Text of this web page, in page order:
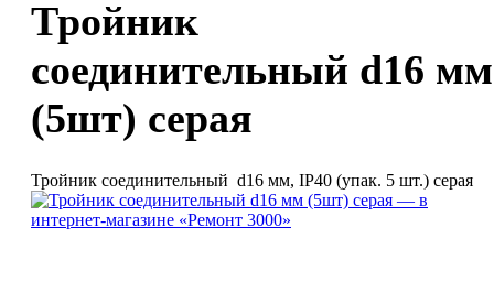
Тройник
соединительный d16 мм
(5шт) серая
Тройник соединительный d16 мм, IP40 (упак. 5 шт.) серая